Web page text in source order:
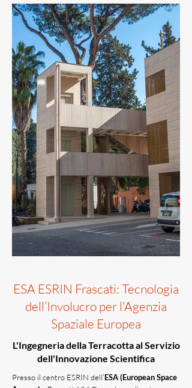
ESA ESRIN Frascati: Tecnologia
dell’Involucro per l'Agenzia
Spaziale Europea
L'Ingegneria della Terracotta al Servizio
dell'Innovazione Scientifica
Presso il centro ESRIN dell’ESA (European Space